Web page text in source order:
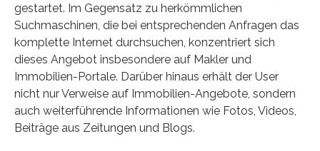
gestartet. Im Gegensatz zu herkömmlichen
Suchmaschinen, die bei entsprechenden Anfragen das
komplette Internet durchsuchen, konzentriert sich
dieses Angebot insbesondere auf Makler und
Immobilien-Portale. Darüber hinaus erhält der User
nicht nur Verweise auf Immobilien-Angebote, sondern
auch weiterführende Informationen wie Fotos, Videos,
Beiträge aus Zeitungen und Blogs.